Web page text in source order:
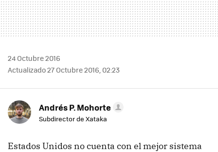
24 Octubre 2016
Actualizado 27 Octubre 2016, 02:23
Andrés P. Mohorte
Subdirector de Xataka
Estados Unidos no cuenta con el mejor sistema